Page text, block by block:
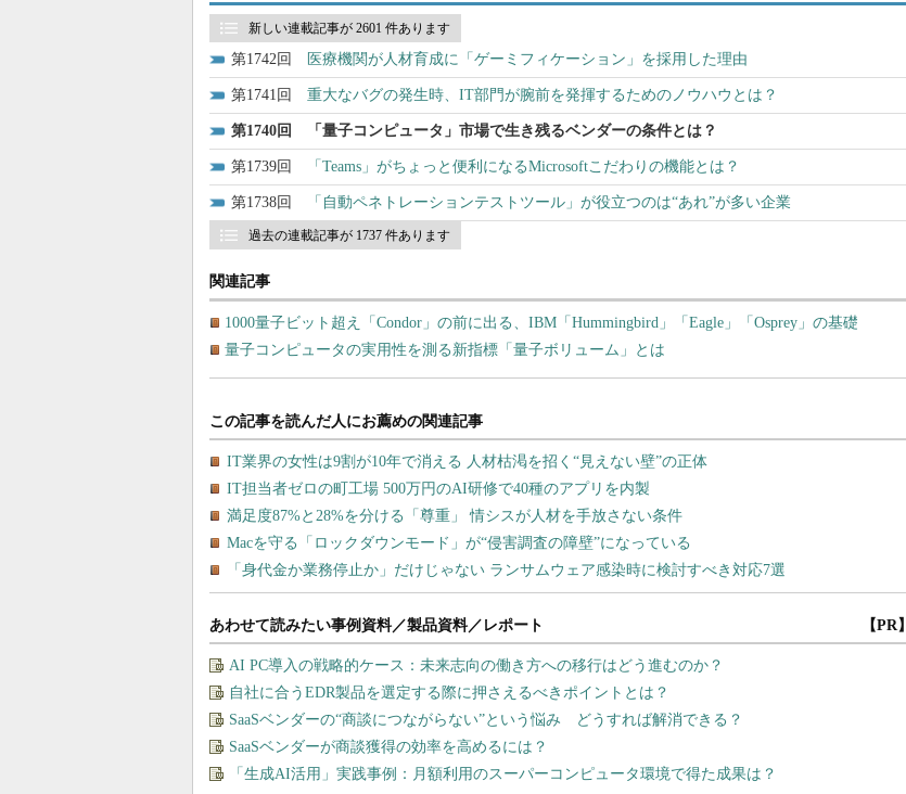
新しい連載記事が 2601 件あります
1742 医療機関が人材育成に「ゲーミフィケーション」を採用した理由
1741 重大なバグの発生時、IT部門が腕前を発揮するためのノウハウとは？
1740 「量子コンピュータ」市場で生き残るベンダーの条件とは？
1739 「Teams」がちょっと便利になるMicrosoftこだわりの機能とは？
1738 「自動ペネトレーションテストツール」が役立つのは“あれ”が多い企業
過去の連載記事が 1737 件あります
関連記事
1000量子ビット超え「Condor」の前に出る、IBM「Hummingbird」「Eagle」「Osprey」の基礎
量子コンピュータの実用性を測る新指標「量子ボリューム」とは
あわせて読みたい事例資料／製品資料／レポート 【PR】
AI PC導入の戦略的ケース：未来志向の働き方への移行はどう進むのか？
自社に合うEDR製品を選定する際に押さえるべきポイントとは？
SaaSベンダーの“商談につながらない”という悩み どうすれば解消できる？
SaaSベンダーが商談獲得の効率を高めるには？
「生成AI活用」実践事例：月額利用のスーパーコンピュータ環境で得た成果は？